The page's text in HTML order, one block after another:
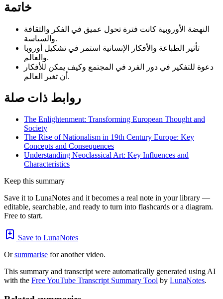
خاتمة
النهضة الأوروبية كانت فترة تحول عميق في الفكر والثقافة
والسياسة.
تأثير الطباعة والأفكار الإنسانية استمر في تشكيل أوروبا
والعالم.
دعوة للتفكير في دور الفرد في المجتمع وكيف يمكن للأفكار
أن تغير العالم.
روابط ذات صلة
The Enlightenment: Transforming European Thought and
Society
The Rise of Nationalism in 19th Century Europe: Key
Concepts and Consequences
Understanding Neoclassical Art: Key Influences and
Characteristics
Keep this summary
Save it to LunaNotes and it becomes a real note in your library —
editable, searchable, and ready to turn into flashcards or a diagram.
Free to start.
Save to LunaNotes
Orsummarise for another video.
This summary and transcript were automatically generated using AI
with the Free YouTube Transcript Summary Tool by LunaNotes.